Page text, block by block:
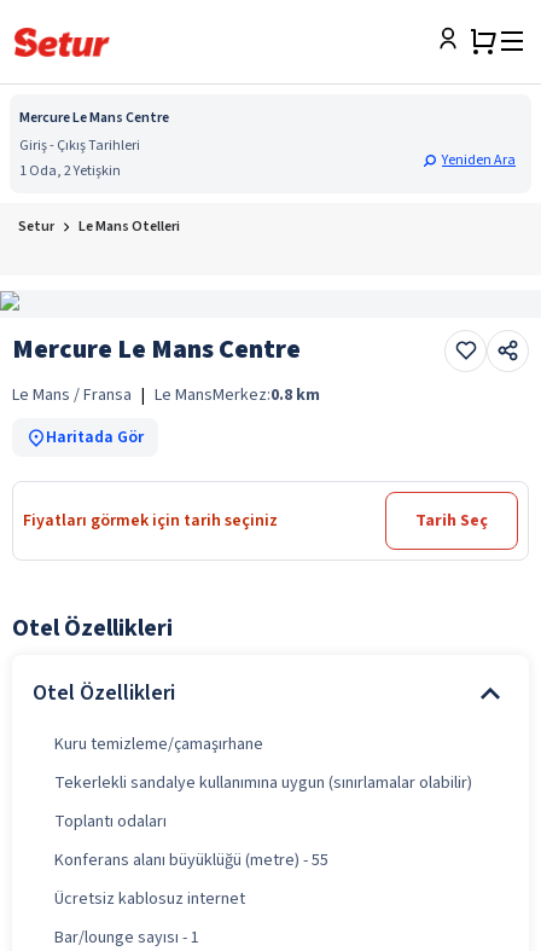
Mercure Le Mans Centre
Giriş - Çıkış Tarihleri
1 Oda, 2 Yetişkin
Yeniden Ara
Setur Le Mans Otelleri
Mercure Le Mans Centre
Le Mans / Fransa | Le MansMerkez:0.8 km
Haritada Gör
Fiyatları görmek için tarih seçiniz Tarih Seç
Otel Özellikleri
Otel Özellikleri
Kuru temizleme/çamaşırhane
Tekerlekli sandalye kullanımına uygun (sınırlamalar olabilir)
Toplantı odaları
Konferans alanı büyüklüğü (metre) - 55
Ücretsiz kablosuz internet
Bar/lounge sayısı - 1